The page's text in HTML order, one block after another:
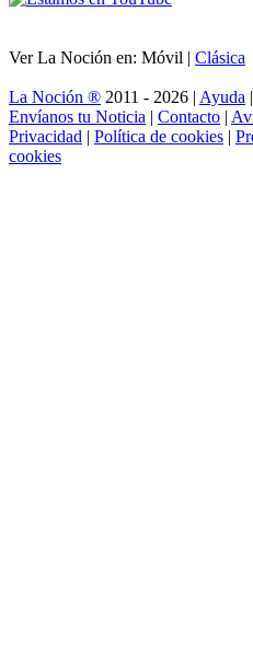
Ver La Noción en: Móvil | Clásica
La Noción ® 2011 - 2026 | Ayuda |
Envíanos tu Noticia | Contacto |
Privacidad | Política de cookies |
cookies